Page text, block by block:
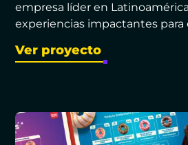
empresa líder en
experiencias impactantes para
Ver proyecto